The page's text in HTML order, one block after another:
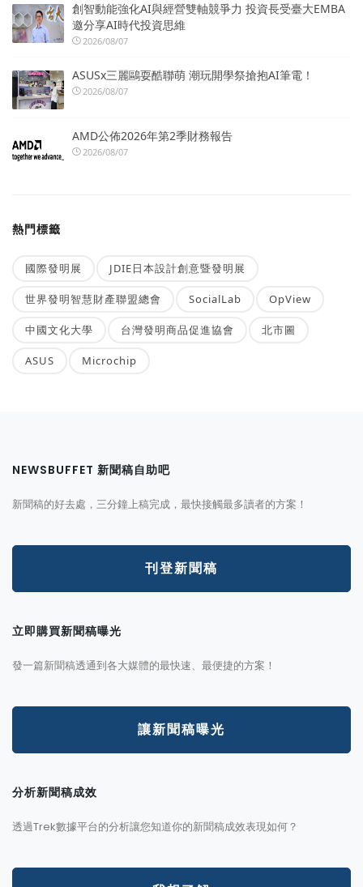
創智動能強化AI與經營雙軸競爭力 投資長受臺大EMBA
邀分享AI時代投資思維
2026/08/07
ASUSx三麗鷗耍酷聯萌 潮玩開學祭搶抱AI筆電！
2026/08/07
AMD公佈2026年第2季財務報告
2026/08/07
熱門標籤
國際發明展 JDIE日本設計創意暨發明展
世界發明智慧財產聯盟總會 SocialLab OpView
中國文化大學 台灣發明商品促進協會 北市圖
ASUS Microchip
NEWSBUFFET 新聞稿自助吧
新聞稿的好去處，三分鐘上稿完成，最快接觸最多讀者的方案！
刊登新聞稿
立即購買新聞稿曝光
發一篇新聞稿透通到各大媒體的最快速、最便捷的方案！
讓新聞稿曝光
分析新聞稿成效
透過Trek數據平台的分析讓您知道你的新聞稿成效表現如何？